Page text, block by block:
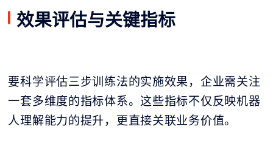
效果评估与关键指标
要科学评估三步训练法的实施效果，企业需关注
一套多维度的指标体系。这些指标不仅反映机器
人理解能力的提升，更直接关联业务价值。